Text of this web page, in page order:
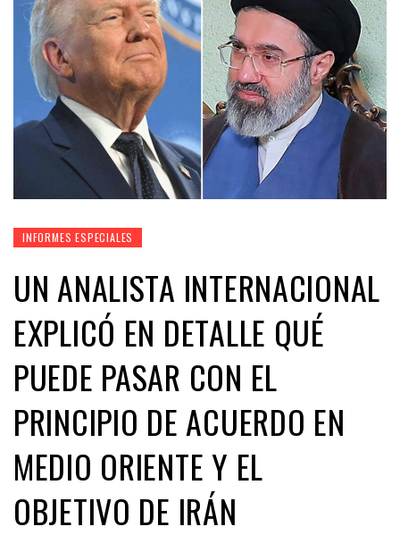
INFORMES ESPECIALES
UN ANALISTA INTERNACIONAL
EXPLICÓ EN DETALLE QUÉ
PUEDE PASAR CON EL
PRINCIPIO DE ACUERDO EN
MEDIO ORIENTE Y EL
OBJETIVO DE IRÁN